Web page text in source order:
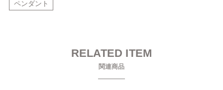
ペンダント
RELATED ITEM
関連商品